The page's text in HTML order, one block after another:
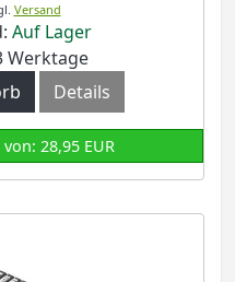
Versand
Auf Lager
Werktage
Details
28,95 EUR